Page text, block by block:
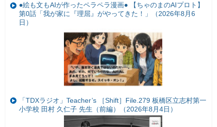
●絵も文もAIが作ったペラペラ漫画● 【ちゃのまのAIプロト】
第0話「我が家に『理屈』がやってきた！」（2026年8月6
日）
「TDXラジオ」Teacher’s ［Shift］File.279 板橋区立志村第一
小学校 田村 久仁子 先生（前編）（2026年8月4日）